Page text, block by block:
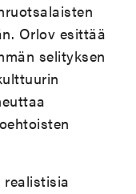
Orlov esittää
selityksen
realistisia